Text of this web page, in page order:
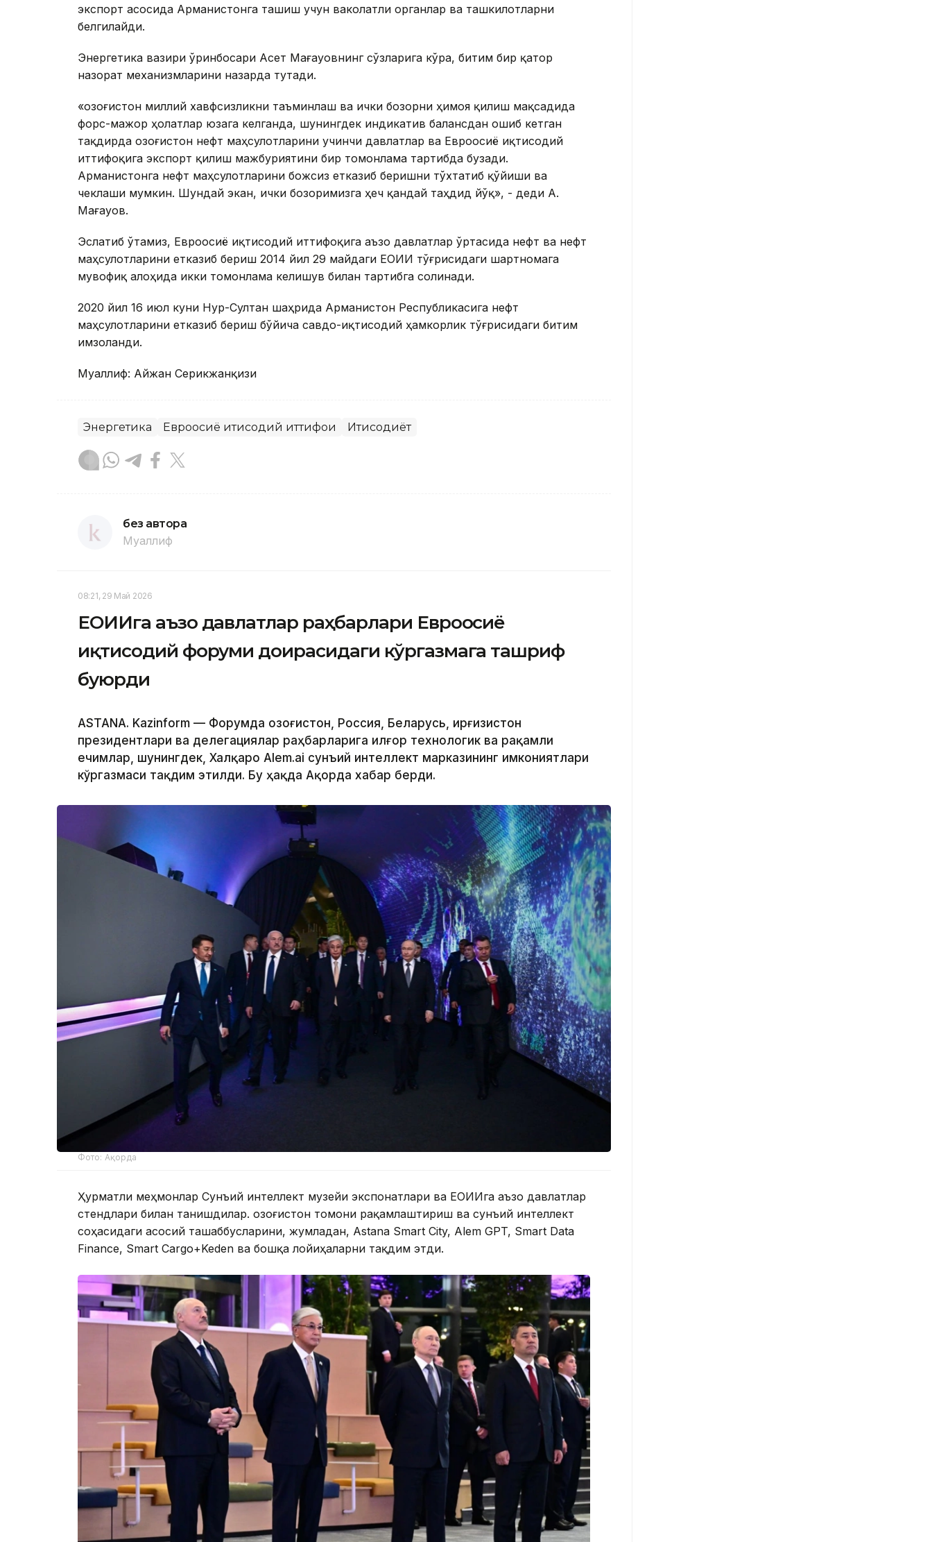
экспорт асосида Арманистонга ташиш учун ваколатли органлар ва ташкилотларни
белгилайди.
Энергетика вазири ўринбосари Асет Мағауовнинг сўзларига кўра, битим бир қатор
назорат механизмларини назарда тутади.
«Қозоғистон миллий хавфсизликни таъминлаш ва ички бозорни ҳимоя қилиш мақсадида
форс-мажор ҳолатлар юзага келганда, шунингдек индикатив балансдан ошиб кетган
тақдирда Қозоғистон нефт маҳсулотларини учинчи давлатлар ва Евроосиё иқтисодий
иттифоқига экспорт қилиш мажбуриятини бир томонлама тартибда бузади.
Арманистонга нефт маҳсулотларини божсиз етказиб беришни тўхтатиб қўйиши ва
чеклаши мумкин. Шундай экан, ички бозоримизга ҳеч қандай таҳдид йўқ», - деди А.
Мағауов.
Эслатиб ўтамиз, Евроосиё иқтисодий иттифоқига аъзо давлатлар ўртасида нефт ва нефт
маҳсулотларини етказиб бериш 2014 йил 29 майдаги ЕОИИ тўғрисидаги шартномага
мувофиқ алоҳида икки томонлама келишув билан тартибга солинади.
2020 йил 16 июл куни Нур-Султан шаҳрида Арманистон Республикасига нефт
маҳсулотларини етказиб бериш бўйича савдо-иқтисодий ҳамкорлик тўғрисидаги битим
имзоланди.
Муаллиф: Айжан Серикжанқизи
Энергетика Евроосиё иқтисодий иттифоқи Иқтисодиёт
без автора
Муаллиф
08:21, 29 Май 2026
ЕОИИга аъзо давлатлар раҳбарлари Евроосиё
иқтисодий форуми доирасидаги кўргазмага ташриф
буюрди
ASTANA. Kazinform — Форумда Қозоғистон, Россия, Беларусь, Қирғизистон
президентлари ва делегациялар раҳбарларига илғор технологик ва рақамли
ечимлар, шунингдек, Халқаро Alem.ai сунъий интеллект марказининг имкониятлари
кўргазмаси тақдим этилди. Бу ҳақда Ақорда хабар берди.
Фото: Ақорда
Ҳурматли меҳмонлар Сунъий интеллект музейи экспонатлари ва ЕОИИга аъзо давлатлар
стендлари билан танишдилар. Қозоғистон томони рақамлаштириш ва сунъий интеллект
соҳасидаги асосий ташаббусларини, жумладан, Astana Smart City, Alem GPT, Smart Data
Finance, Smart Cargo+Keden ва бошқа лойиҳаларни тақдим этди.